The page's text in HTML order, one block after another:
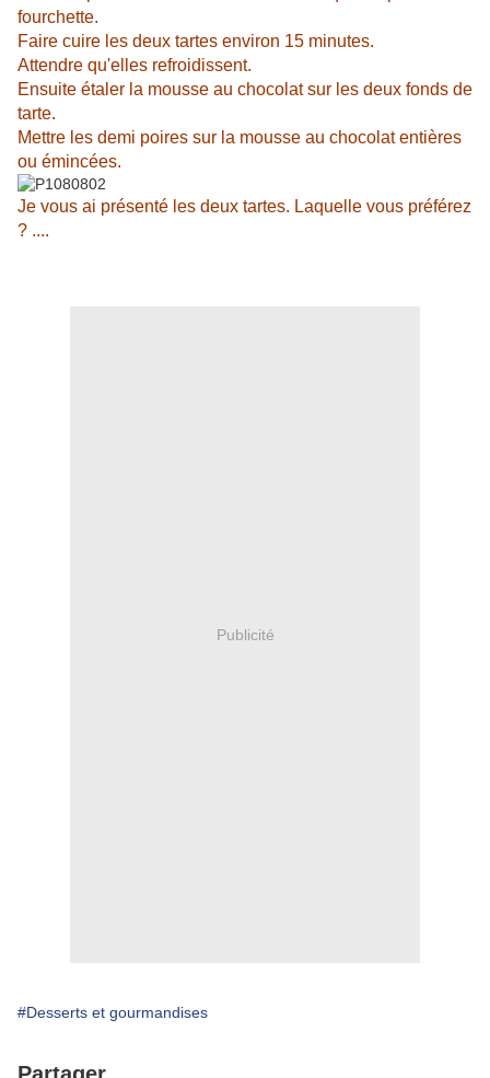
fourchette.
Faire cuire les deux tartes environ 15 minutes.
Attendre qu'elles refroidissent.
Ensuite étaler la mousse au chocolat sur les deux fonds de
tarte.
Mettre les demi poires sur la mousse au chocolat entières
ou émincées.
Je vous ai présenté les deux tartes. Laquelle vous préférez
? ....
Publicité
#Desserts et gourmandises